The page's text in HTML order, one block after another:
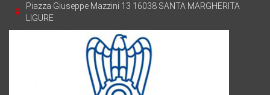
Piazza Giuseppe Mazzini 13 16038 SANTA MARGHERITA
LIGURE